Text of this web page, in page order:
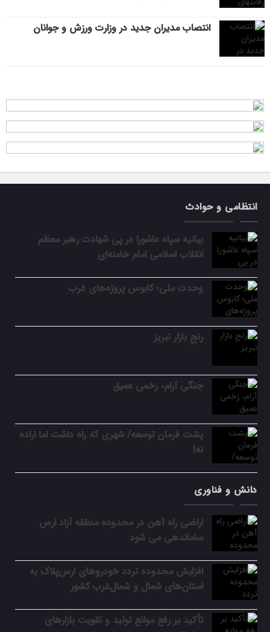
انتصاب مدیران جدید در وزارت ورزش و جوانان
انتظامی و حوادث
بیانیه سپاه عاشورا در پی شهادت رهبر معظم
انقلاب اسلامی امام خامنه‌ای
وحدت ملی؛ کابوس پروژه‌های غرب
رنجِ بازار تبریز
جنگی آرام، زخمی عمیق
پشت فرمان توسعه/ شهری که راه داشت اما اراده
نه!
دانش و فناوری
اراضی راه آهن در محدوده منطقه آزاد ارس
ساماندهی می شود
افزایش محدوده تردد خودروهای ارس‌پلاک به
استان‌های شمال و شمال‌غرب کشور
تأکید بر رفع موانع تولید و تقویت بازارهای